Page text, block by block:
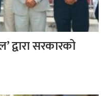
द्वारा सरकारको